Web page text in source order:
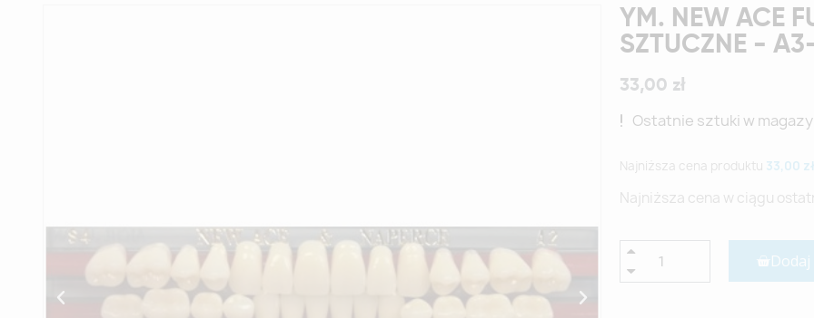
YM. NEW ACE
SZTUCZNE -
33,00 zł
Ostatnie sztuki w
Najniższa cena produktu 33,00 zł
Najniższa cena w ciągu